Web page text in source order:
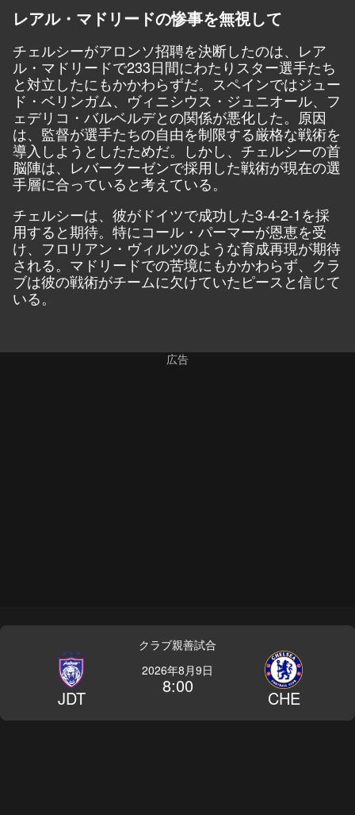
レアル・マドリードの惨事を無視して
チェルシーがアロンソ招聘を決断したのは、レア
ル・マドリードで233日間にわたりスター選手たち
と対立したにもかかわらずだ。スペインではジュー
ド・ベリンガム、ヴィニシウス・ジュニオール、フ
ェデリコ・バルベルデとの関係が悪化した。原因
は、監督が選手たちの自由を制限する厳格な戦術を
導入しようとしたためだ。しかし、チェルシーの首
脳陣は、レバークーゼンで採用した戦術が現在の選
手層に合っていると考えている。
チェルシーは、彼がドイツで成功した3-4-2-1を採
用すると期待。特にコール・パーマーが恩恵を受
け、フロリアン・ヴィルツのような育成再現が期待
される。マドリードでの苦境にもかかわらず、クラ
ブは彼の戦術がチームに欠けていたピースと信じて
いる。
クラブ親善試合
JDT
2026年8月9日
8:00
CHE